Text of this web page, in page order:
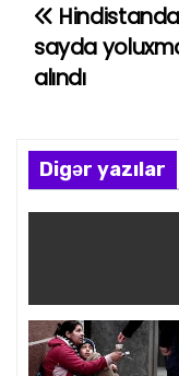
Y
a
ı
n
v
i
sayda
alındı
Digər yazılar